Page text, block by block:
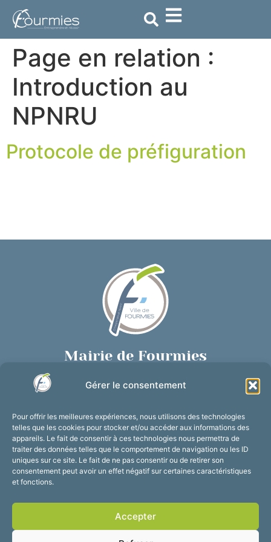
Gérer le consentement
Pour offrir les meilleures expériences, nous utilisons des technologies
telles que les cookies pour stocker et/ou accéder aux informations des
appareils. Le fait de consentir à ces technologies nous permettra de
traiter des données telles que le comportement de navigation ou les ID
uniques sur ce site. Le fait de ne pas consentir ou de retirer son
consentement peut avoir un effet négatif sur certaines caractéristiques
et fonctions.
Accepter
principal
Page en relation :
Introduction au
NPNRU
Protocole de préfiguration
Mairie de Fourmies
03 27 59 69 79
Horaires d’ouverture
Du lundi au vendredi :
de 8h30 à 12h et de 13h30 à 17h30
Suivez-nous !
Accessibilité
Mentions légales